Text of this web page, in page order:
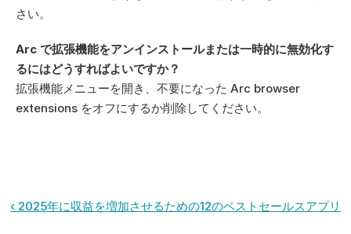
さい。
Arc で拡張機能をアンインストールまたは一時的に無効化す
るにはどうすればよいですか？
拡張機能メニューを開き、不要になった Arc browser
extensions をオフにするか削除してください。
‹ 2025年に収益を増加させるための12のベストセールスアプリ